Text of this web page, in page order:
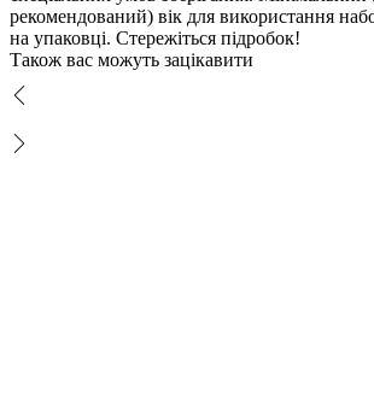
рекомендований) вік для використання
на упаковці. Стережіться підробок!
Також вас можуть зацікавити